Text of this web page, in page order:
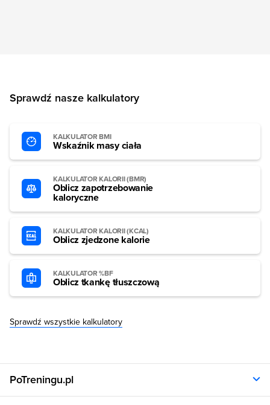
Sprawdź nasze kalkulatory
KALKULATOR BMI
Wskaźnik masy ciała
KALKULATOR KALORII (BMR)
Oblicz zapotrzebowanie
kaloryczne
KALKULATOR KALORII (KCAL)
Oblicz zjedzone kalorie
KALKULATOR %BF
Oblicz tkankę tłuszczową
Sprawdź wszystkie kalkulatory
PoTreningu.pl